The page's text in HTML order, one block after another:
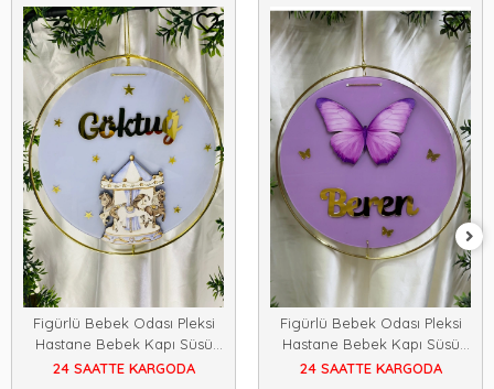
Figürlü Bebek Odası Pleksi
Hastane Bebek Kapı Süsü
İsimlik Makrome 30x30
24 SAATTE KARGODA
Figürlü Bebek Odası Pleksi
Hastane Bebek Kapı Süsü
İsimlik Makrome 30x30
24 SAATTE KARGODA